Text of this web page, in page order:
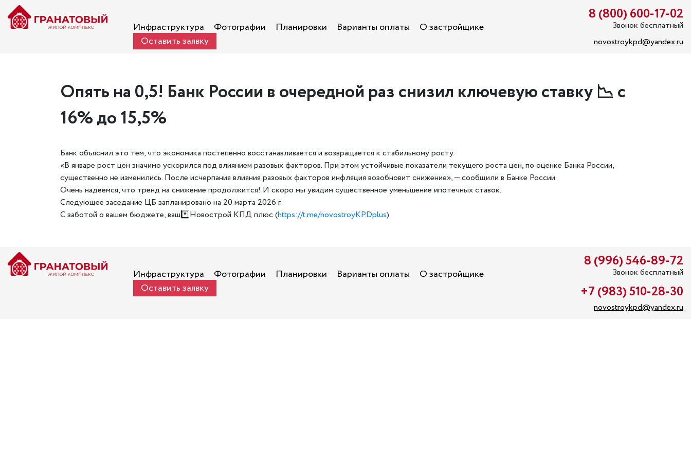
Инфраструктура Фотографии Планировки Варианты оплаты
О застройщике
Оставить заявку
8 (800) 600-17-02
Звонок бесплатный
novostroykpd@yandex.ru
Опять на 0,5! Банк России в очередной раз снизил ключевую ставку 📉 с
16% до 15,5%
Банк объяснил это тем, что экономика постепенно восстанавливается и возвращается к стабильному росту.
«В январе рост цен значимо ускорился под влиянием разовых факторов. При этом устойчивые показатели текущего роста цен, по оценке Банка России,
существенно не изменились. После исчерпания влияния разовых факторов инфляция возобновит снижение», — сообщили в Банке России.
Очень надеемся, что тренд на снижение продолжится! И скоро мы увидим существенное уменьшение ипотечных ставок.
Следующее заседание ЦБ запланировано на 20 марта 2026 г.
С заботой о вашем бюджете, ваш*️⃣Новострой КПД плюс (https://t.me/novostroyKPDplus)
Инфраструктура Фотографии Планировки Варианты оплаты
О застройщике
Оставить заявку
8 (996) 546-89-72
Звонок бесплатный
+7 (983) 510-28-30
novostroykpd@yandex.ru